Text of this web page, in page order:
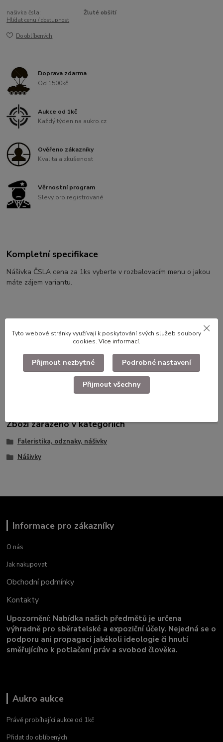
našivka čsla:
Žluté obšití
Hlídat cenu / dostupnost
Do oblíbených
Doprava zdarma
Od 1500kč
Aukce od 1kč
Každý týden na aukro.cz
Ověřeno zákazníky
Kvalita a zkušenost
Věrnostní program
Slevy pro registrované
Kompletní specifikace
Nášivka ČSLA cena za 1ks vyberte v rozbalovacím menu o jakou
máte zájem variantu.
Použité dlouhodobě skladované zboží ilustrační foto.
Zboží zařazeno v kategoriích
Faleristika, odznaky, nášivky
Nášivky
Informace pro zákazníky
O nás
Jak nakupovat
Obchodní podmínky
Kontakty
Upozornění: Nabídka našich předmětů je určena
výhradně pro sběratelské a expoziční účely. Nejedná se o
podporu ani propagaci jakékoli ideologie či hnutí
směřujícího k potlačení práv a svobod člověka.
Aukro aukce
Právě probíhající aukce od 1kč
Přidat do oblíbených
Tyto webové stránky využívají k poskytování svých služeb soubory
cookies. Více informací.
Přijmout nezbytné Podrobné nastavení
Přijmout všechny